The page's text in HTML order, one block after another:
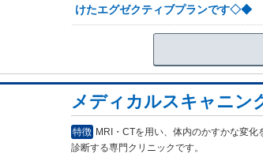
けたエグゼクティブプランです◇◆
メディカルスキャニン
特徴 MRI・CTを用い、体内のかすかな変
診断する専門クリニックです。